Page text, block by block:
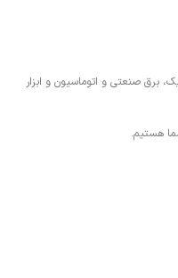
برق صنعتی و اتوماسیون و ابزار
هستیم.